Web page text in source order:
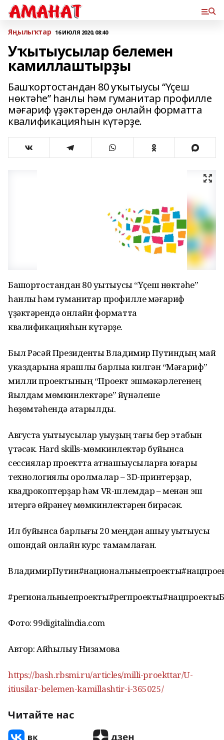
Яңылыҡтар 16 ИЮЛЯ 2020, 08:40
Уҡытыусылар белемен
камиллаштырҙы
Башҡортостандан 80 уҡытыусы “Үҫеш
нөктәһе” һанлы һәм гуманитар профилле
мәғариф үҙәктәрендә онлайн форматта
квалификацияһын күтәрҙе.
Башҡортостандан 80 уҡытыусы “Үҫеш нөктәһе”
һанлы һәм гуманитар профилле мәғариф
үҙәктәрендә онлайн форматта
квалификацияһын күтәрҙе.
Был Рәсәй Президенты Владимир Путиндың май
указдарына ярашлы барлыҡҡа килгән “Мәғариф”
милли проектының “Проект эшмәкәрлегенең
йылдам мөмкинлектәре” йүнәлеше
һөҙөмтәһендә атҡарылды.
Августа уҡытыусылар уҡыуҙың тағы бер этабын
үтәсәк. Hard skills-мөмкинлектәр буйынса
сессиялар проектта ҡатнашыусыларға юғары
технологиялы ҡоролмалар – 3D-принтерҙар,
квадрокоптерҙар һәм VR-шлемдар – менән эш
итергә өйрәнеү мөмкинлектәрен бирәсәк.
Ил буйынса барлығы 20 меңдән ашыу уҡытыусы
ошондай онлайн курс тамамлаған.
Фото: 99digitalindia.com
Автор: Айһылыу Низамова
https://bash.rbsmi.ru/articles/milli-proekttar/U-
itiusilar-belemen-kamillashtir-i-365025/
Читайте нас